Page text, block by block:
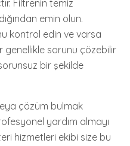
Filtrenin temiz
emin olun.
kontrol edin ve varsa
genellikle sorunu çözebilir
bir şekilde
çözüm bulmak
yardım almayı
hizmetleri ekibi size bu